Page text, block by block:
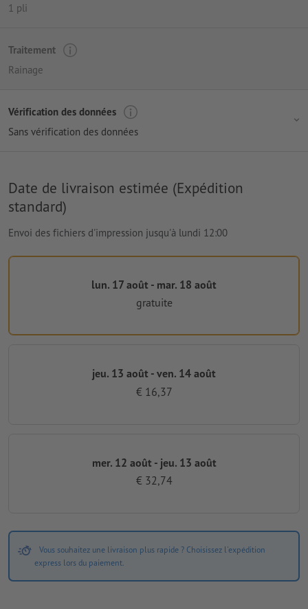
1 pli
Traitement
Rainage
Vérification des données
Sans vérification des données
Date de livraison estimée (Expédition
standard)
Envoi des fichiers d'impression jusqu'à lundi 12:00
lun. 17 août - mar. 18 août
gratuite
jeu. 13 août - ven. 14 août
€ 16,37
mer. 12 août - jeu. 13 août
€ 32,74
Vous souhaitez une livraison plus rapide ? Choisissez l'expédition
express lors du paiement.